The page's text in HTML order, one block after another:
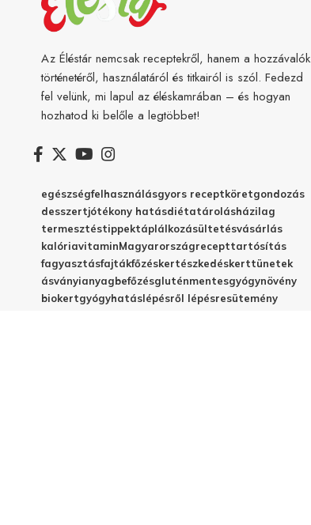
Az Éléstár nemcsak receptekről, hanem a hozzávalók
történetéről, használatáról és titkairól is szól. Fedezd
fel velünk, mi lapul az éléskamrában – és hogyan
hozhatod ki belőle a legtöbbet!
egészségfelhasználásgyors receptköretgondozás
desszertjótékony hatásdiétatárolásházilag
termesztéstippektáplálkozásültetésvásárlás
kalóriavitaminMagyarországrecepttartósítás
fagyasztásfajtákfőzéskertészkedéskerttünetek
ásványianyagbefőzésgluténmentesgyógynövény
biokertgyógyhatáslépésről lépésresütemény